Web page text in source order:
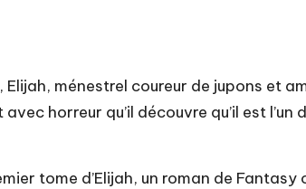
ménestrel coureur de jupons et
horreur qu’il découvre qu’il est
tome d’Elijah, un roman de